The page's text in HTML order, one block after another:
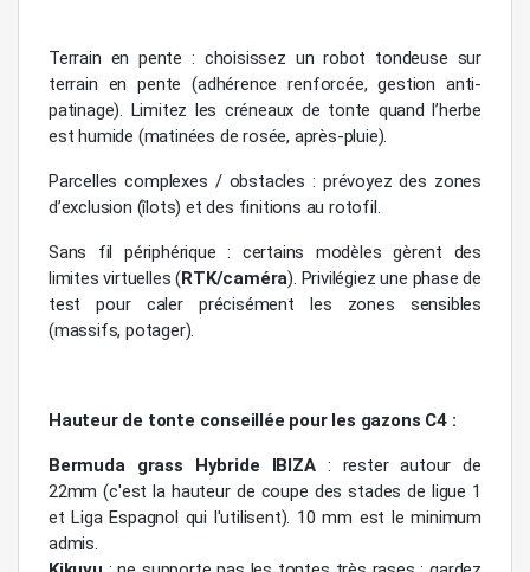
Terrain en pente : choisissez un robot tondeuse sur
terrain en pente (adhérence renforcée, gestion anti-
patinage). Limitez les créneaux de tonte quand l’herbe
est humide (matinées de rosée, après-pluie).
Parcelles complexes / obstacles : prévoyez des zones
d’exclusion (îlots) et des finitions au rotofil.
Sans fil périphérique : certains modèles gèrent des
limites virtuelles (RTK/caméra). Privilégiez une phase de
test pour caler précisément les zones sensibles
(massifs, potager).
Hauteur de tonte conseillée pour les gazons C4 :
Bermuda grass Hybride IBIZA: rester autour de
22mm (c'est la hauteur de coupe des stades de ligue 1
et Liga Espagnol qui l'utilisent). 10 mm est le minimum
admis.